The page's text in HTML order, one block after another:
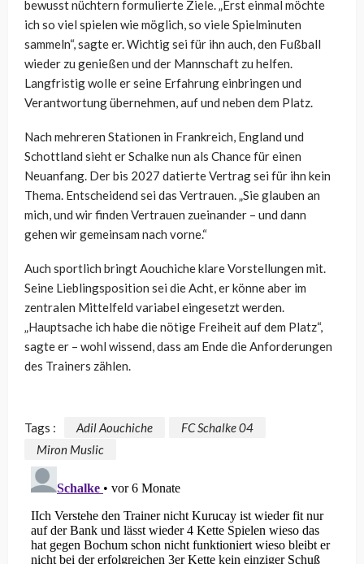
bewusst nüchtern formulierte Ziele. „Erst einmal möchte
ich so viel spielen wie möglich, so viele Spielminuten
sammeln“, sagte er. Wichtig sei für ihn auch, den Fußball
wieder zu genießen und der Mannschaft zu helfen.
Langfristig wolle er seine Erfahrung einbringen und
Verantwortung übernehmen, auf und neben dem Platz.
Nach mehreren Stationen in Frankreich, England und
Schottland sieht er Schalke nun als Chance für einen
Neuanfang. Der bis 2027 datierte Vertrag sei für ihn kein
Thema. Entscheidend sei das Vertrauen. „Sie glauben an
mich, und wir finden Vertrauen zueinander – und dann
gehen wir gemeinsam nach vorne.“
Auch sportlich bringt Aouchiche klare Vorstellungen mit.
Seine Lieblingsposition sei die Acht, er könne aber im
zentralen Mittelfeld variabel eingesetzt werden.
„Hauptsache ich habe die nötige Freiheit auf dem Platz“,
sagte er – wohl wissend, dass am Ende die Anforderungen
des Trainers zählen.
Tags : Adil Aouchiche
FC Schalke 04
Miron Muslic